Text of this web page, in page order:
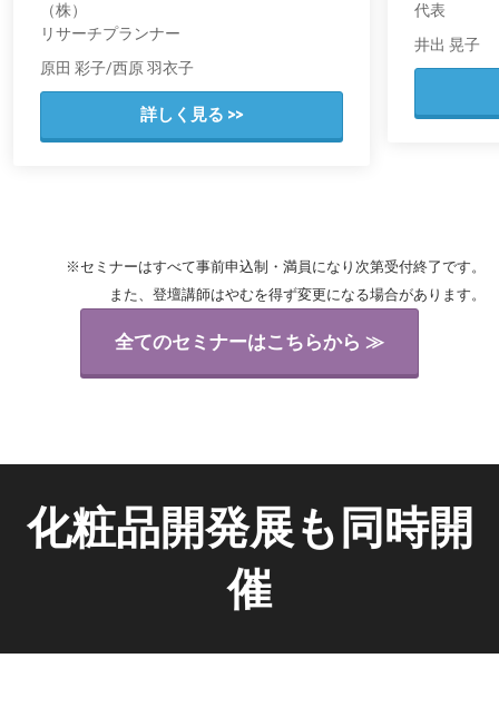
（株）
リサーチプランナー
原田 彩子/西原 羽衣子
詳しく見る >>
代表
井出 晃子
※セミナーはすべて事前申込制・満員になり次第受付終了です。
また、登壇講師はやむを得ず変更になる場合があります。
全てのセミナーはこちらから ≫
化粧品開発展も同時開
催